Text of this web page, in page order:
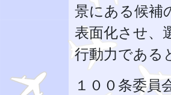
景にある候補
表面化させ、
行動力である
１００条委